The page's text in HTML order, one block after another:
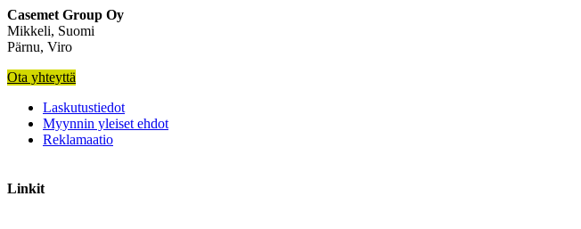
Casemet Group Oy
Mikkeli, Suomi
Pärnu, Viro
Ota yhteyttä
Laskutustiedot
Myynnin yleiset ehdot
Reklamaatio
Linkit